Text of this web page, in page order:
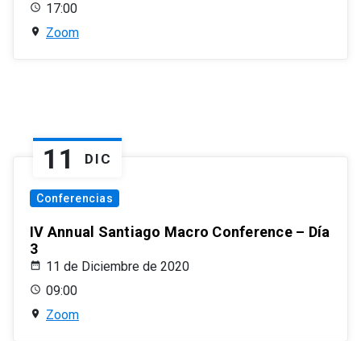
17:00
Zoom
11 DIC
Conferencias
IV Annual Santiago Macro Conference – Día
3
11 de Diciembre de 2020
09:00
Zoom